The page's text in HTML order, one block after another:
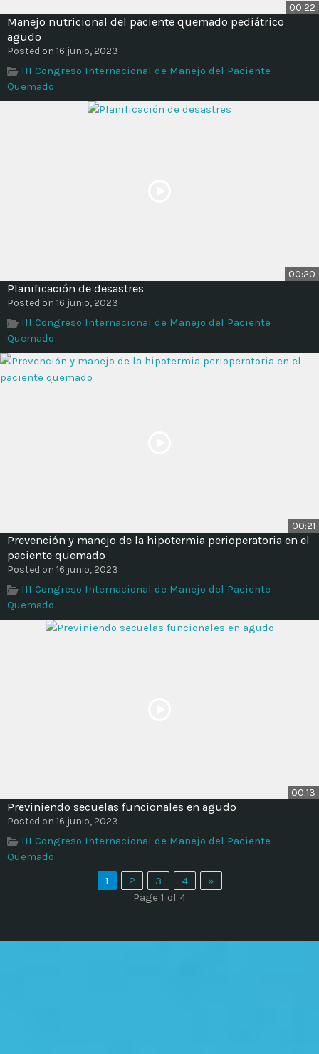
00:22
Manejo nutricional del paciente quemado pediátrico
agudo
Posted on 16 junio, 2023
III Congreso Internacional de Manejo del Paciente
Quemado
00:20
Planificación de desastres
Posted on 16 junio, 2023
III Congreso Internacional de Manejo del Paciente
Quemado
00:21
Prevención y manejo de la hipotermia perioperatoria en el
paciente quemado
Posted on 16 junio, 2023
III Congreso Internacional de Manejo del Paciente
Quemado
00:13
Previniendo secuelas funcionales en agudo
Posted on 16 junio, 2023
III Congreso Internacional de Manejo del Paciente
Quemado
1
2 3 4
»
Page 1 of 4